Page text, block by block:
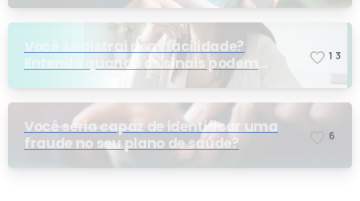
Você se distrai com facilidade?
Entenda quando os sinais podem
1 3
Você seria capaz de identificar uma
fraude no seu plano de saúde?
6